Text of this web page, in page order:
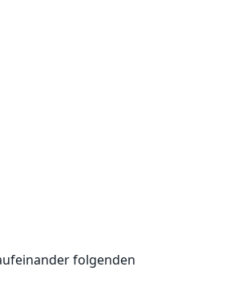
folgenden